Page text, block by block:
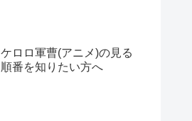
ケロロ軍曹(アニメ)の見る
順番を知りたい方へ